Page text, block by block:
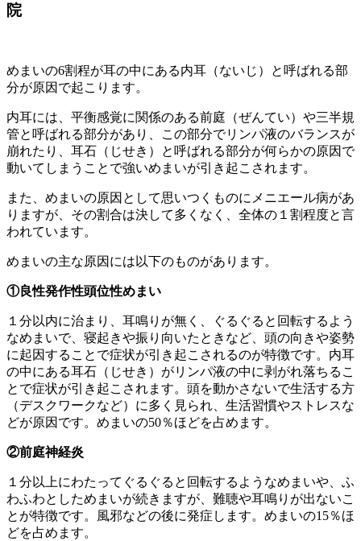
院
めまいの6割程が耳の中にある内耳（ないじ）と呼ばれる部
分が原因で起こります。
内耳には、平衡感覚に関係のある前庭（ぜんてい）や三半規
管と呼ばれる部分があり、この部分でリンパ液のバランスが
崩れたり、耳石（じせき）と呼ばれる部分が何らかの原因で
動いてしまうことで強いめまいが引き起こされます。
また、めまいの原因として思いつくものにメニエール病があ
りますが、その割合は決して多くなく、全体の１割程度と言
われています。
めまいの主な原因には以下のものがあります。
①良性発作性頭位性めまい
１分以内に治まり、耳鳴りが無く、ぐるぐると回転するよう
なめまいで、寝起きや振り向いたときなど、頭の向きや姿勢
に起因することで症状が引き起こされるのが特徴です。内耳
の中にある耳石（じせき）がリンパ液の中に剥がれ落ちるこ
とで症状が引き起こされます。頭を動かさないで生活する方
（デスクワークなど）に多く見られ、生活習慣やストレスな
どが原因です。めまいの50％ほどを占めます。
②前庭神経炎
１分以上にわたってぐるぐると回転するようなめまいや、ふ
わふわとしためまいが続きますが、難聴や耳鳴りが出ないこ
とが特徴です。風邪などの後に発症します。めまいの15％ほ
どを占めます。